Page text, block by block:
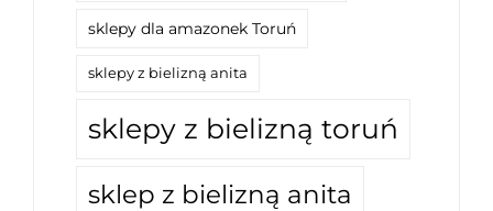
sklepy dla amazonek Toruń
sklepy z bielizną anita
sklepy z bielizną toruń
sklep z bielizną anita